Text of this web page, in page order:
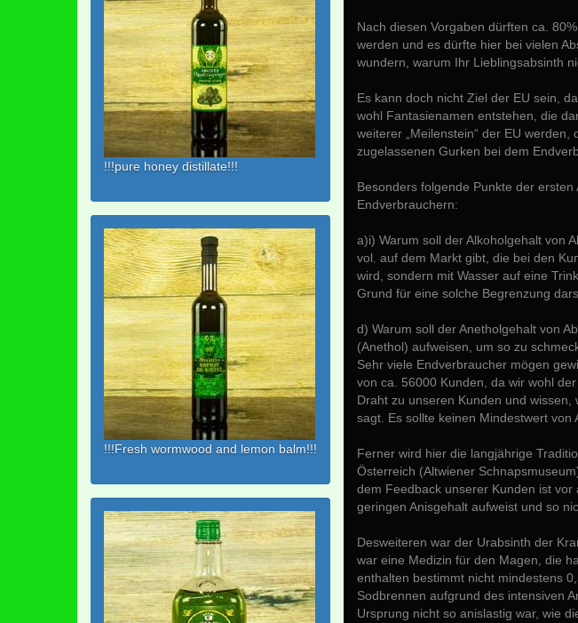
!!!pure honey distillate!!!
!!!Fresh wormwood and lemon balm!!!
Nach diesen Vorgaben dürften ca.
werden und es dürfte hier bei vielen
wundern, warum Ihr Lieblingsabsinth
Es kann doch nicht Ziel der EU sein,
wohl Fantasienamen entstehen, die
weiterer „Meilenstein“ der EU
zugelassenen Gurken bei dem
Besonders folgende Punkte der
Endverbrauchern:
a)i) Warum soll der Alkoholgehalt von
vol. auf dem Markt gibt, die bei den
wird, sondern mit Wasser auf eine
Grund für eine solche Begrenzung
d) Warum soll der Anetholgehalt von
(Anethol) aufweisen, um so zu
Sehr viele Endverbraucher mögen
von ca. 56000 Kunden, da wir wohl
Draht zu unseren Kunden und
sagt. Es sollte keinen Mindestwert von
Ferner wird hier die langjährige
Österreich (Altwiener
dem Feedback unserer Kunden ist
geringen Anisgehalt aufweist und so
Desweiteren war der Urabsinth der
war eine Medizin für den Magen, die
enthalten bestimmt nicht mindestens
Sodbrennen aufgrund des intensiven
Ursprung nicht so anislastig war, wie